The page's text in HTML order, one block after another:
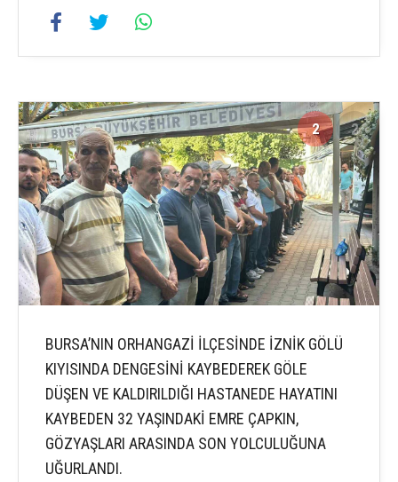
2 2
BURSA’NIN ORHANGAZİ İLÇESİNDE İZNİK GÖLÜ
KIYISINDA DENGESİNİ KAYBEDEREK GÖLE
DÜŞEN VE KALDIRILDIĞI HASTANEDE HAYATINI
KAYBEDEN 32 YAŞINDAKİ EMRE ÇAPKIN,
GÖZYAŞLARI ARASINDA SON YOLCULUĞUNA
UĞURLANDI.